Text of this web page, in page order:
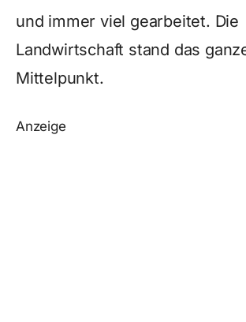
und immer viel gearbeitet. Die
Landwirtschaft stand das
Mittelpunkt.
Anzeige